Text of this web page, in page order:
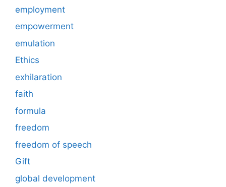
employment
empowerment
emulation
Ethics
exhilaration
faith
formula
freedom
freedom of speech
Gift
global development